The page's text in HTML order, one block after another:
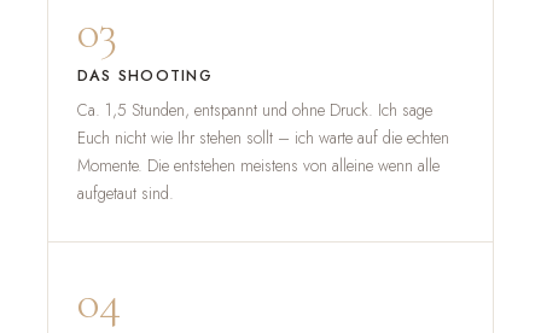
03
DAS SHOOTING
Ca. 1,5 Stunden, entspannt und ohne Druck. Ich sage
Euch nicht wie Ihr stehen sollt – ich warte auf die echten
Momente. Die entstehen meistens von alleine wenn alle
aufgetaut sind.
04